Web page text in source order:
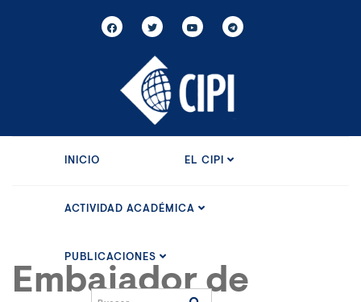
INICIO EL CIPI
ACTIVIDAD ACADÉMICA
PUBLICACIONES
Embajador de